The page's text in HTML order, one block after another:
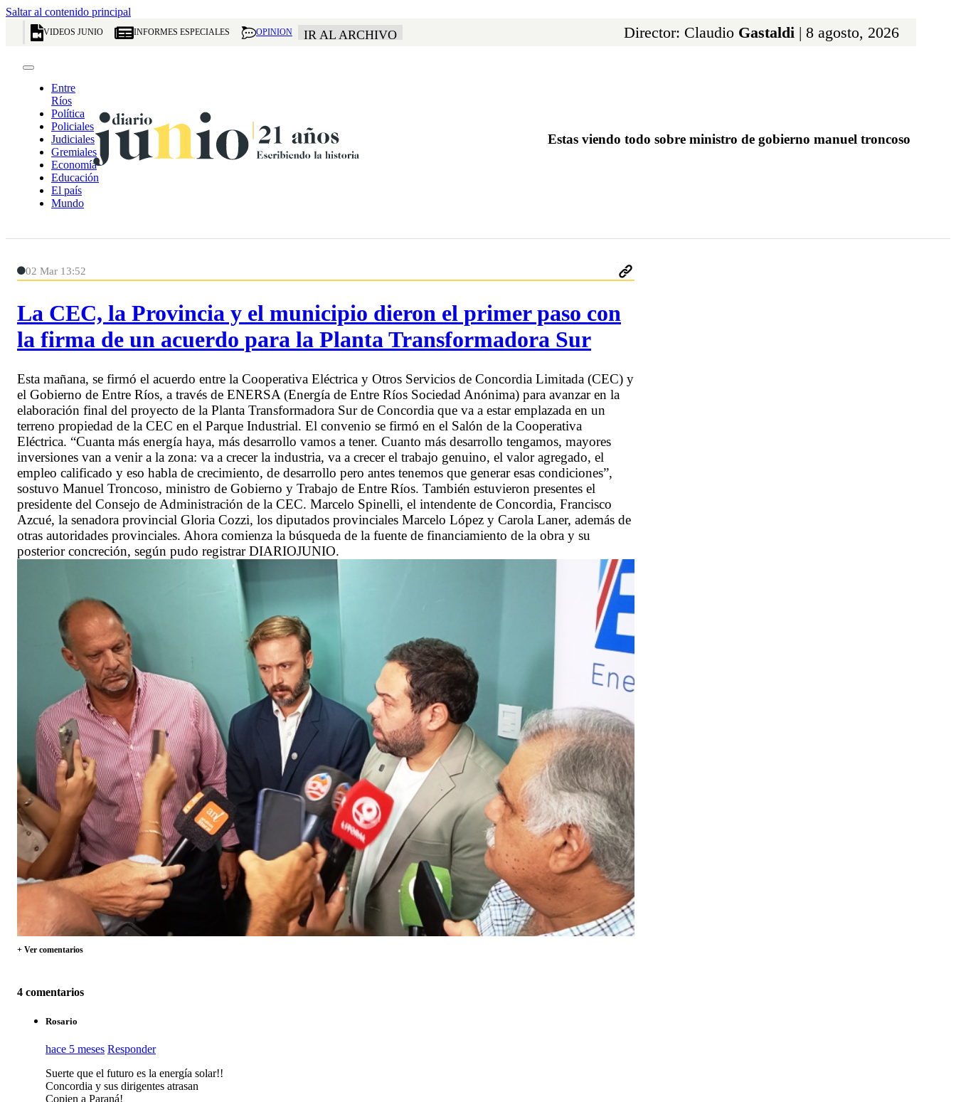
Saltar al contenido principal
VIDEOS JUNIO INFORMES ESPECIALES OPINION IR AL ARCHIVO Director: Claudio Gastaldi | 8 agosto, 2026
Entre
Ríos
Política
Policiales
Judiciales
Gremiales
Economía
Educación
El país
Mundo
Estas viendo todo sobre ministro de gobierno manuel troncoso
02 Mar 13:52
La CEC, la Provincia y el municipio dieron el primer paso con
la firma de un acuerdo para la Planta Transformadora Sur
Esta mañana, se firmó el acuerdo entre la Cooperativa Eléctrica y Otros Servicios de Concordia Limitada (CEC) y
el Gobierno de Entre Ríos, a través de ENERSA (Energía de Entre Ríos Sociedad Anónima) para avanzar en la
elaboración final del proyecto de la Planta Transformadora Sur de Concordia que va a estar emplazada en un
terreno propiedad de la CEC en el Parque Industrial. El convenio se firmó en el Salón de la Cooperativa
Eléctrica. “Cuanta más energía haya, más desarrollo vamos a tener. Cuanto más desarrollo tengamos, mayores
inversiones van a venir a la zona: va a crecer la industria, va a crecer el trabajo genuino, el valor agregado, el
empleo calificado y eso habla de crecimiento, de desarrollo pero antes tenemos que generar esas condiciones”,
sostuvo Manuel Troncoso, ministro de Gobierno y Trabajo de Entre Ríos. También estuvieron presentes el
presidente del Consejo de Administración de la CEC. Marcelo Spinelli, el intendente de Concordia, Francisco
Azcué, la senadora provincial Gloria Cozzi, los diputados provinciales Marcelo López y Carola Laner, además de
otras autoridades provinciales. Ahora comienza la búsqueda de la fuente de financiamiento de la obra y su
posterior concreción, según pudo registrar DIARIOJUNIO.
+ Ver comentarios
4 comentarios
Rosario
hace 5 meses Responder
Suerte que el futuro es la energía solar!!
Concordia y sus dirigentes atrasan
Copien a Paraná!